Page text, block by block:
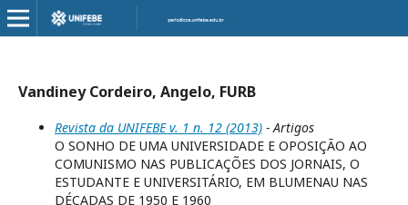
Vandiney Cordeiro, Angelo, FURB
Revista da UNIFEBE v. 1 n. 12 (2013) - Artigos
O SONHO DE UMA UNIVERSIDADE E OPOSIÇÃO AO
COMUNISMO NAS PUBLICAÇÕES DOS JORNAIS, O
ESTUDANTE E UNIVERSITÁRIO, EM BLUMENAU NAS
DÉCADAS DE 1950 E 1960